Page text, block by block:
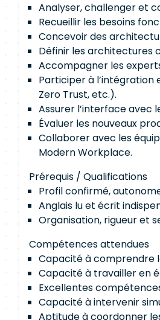
Analyser, challenger et
Recueillir les besoins
Concevoir des
Définir les architectures
Accompagner les
Participer à l’intégration
Zero Trust, etc.).
Assurer l’interface avec
Évaluer les nouveaux
Collaborer avec les
Modern Workplace.
Prérequis / Qualifications
Profil confirmé,
Anglais lu et écrit
Organisation, rigueur et
Compétences attendues
Capacité à comprendre
Capacité à travailler en
Excellentes
Capacité à intervenir
Aptitude à coordonner